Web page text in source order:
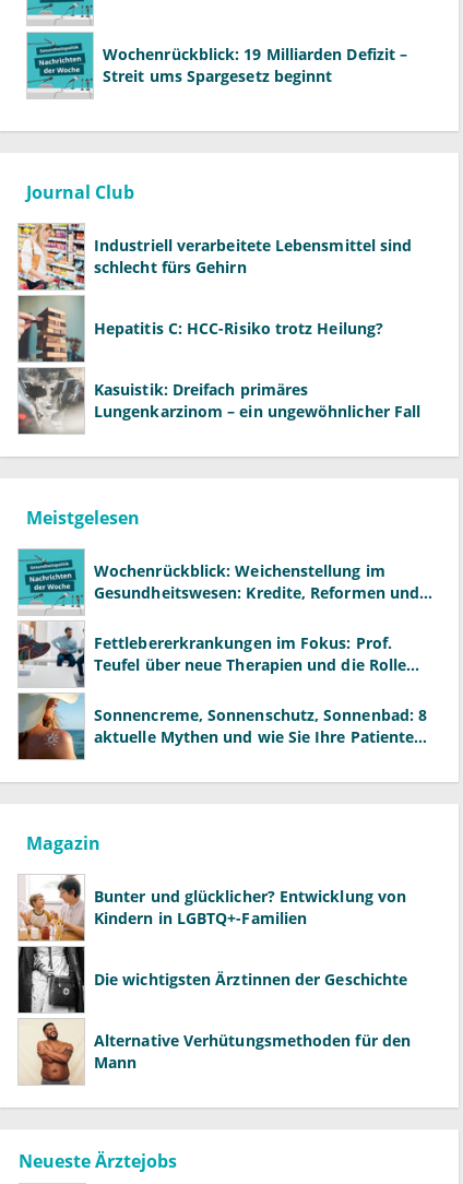
Wochenrückblick: 19 Milliarden Defizit –
Streit ums Spargesetz beginnt
Journal Club
Industriell verarbeitete Lebensmittel sind
schlecht fürs Gehirn
Hepatitis C: HCC-Risiko trotz Heilung?
Kasuistik: Dreifach primäres
Lungenkarzinom – ein ungewöhnlicher Fall
Meistgelesen
Wochenrückblick: Weichenstellung im
Gesundheitswesen: Kredite, Reformen und
Fettlebererkrankungen im Fokus: Prof.
Teufel über neue Therapien und die Rolle
Sonnencreme, Sonnenschutz, Sonnenbad: 8
aktuelle Mythen und wie Sie Ihre Patienten
Magazin
Bunter und glücklicher? Entwicklung von
Kindern in LGBTQ+-Familien
Die wichtigsten Ärztinnen der Geschichte
Alternative Verhütungsmethoden für den
Mann
Neueste Ärztejobs